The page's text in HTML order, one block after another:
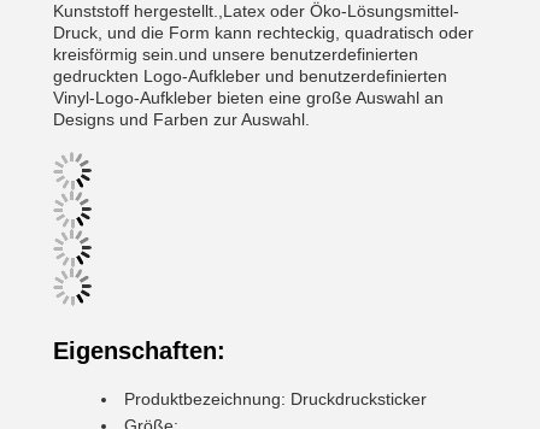
Kunststoff hergestellt.,Latex oder Öko-Lösungsmittel-
Druck, und die Form kann rechteckig, quadratisch oder
kreisförmig sein.und unsere benutzerdefinierten
gedruckten Logo-Aufkleber und benutzerdefinierten
Vinyl-Logo-Aufkleber bieten eine große Auswahl an
Designs und Farben zur Auswahl.
Eigenschaften:
Produktbezeichnung: Druckdrucksticker